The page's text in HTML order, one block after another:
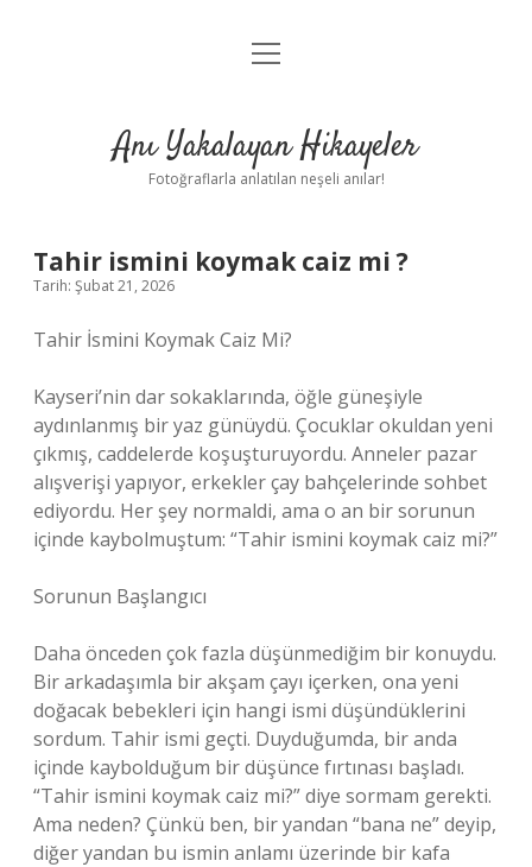
Anasayfa
Yasal Uyarı
menüyü
Anı Yakalayan Hikayeler
Fotoğraflarla anlatılan neşeli anılar!
Tahir ismini koymak caiz mi ?
Tarih: Şubat 21, 2026
Tahir İsmini Koymak Caiz Mi?
Kayseri’nin dar sokaklarında, öğle güneşiyle
aydınlanmış bir yaz günüydü. Çocuklar okuldan yeni
çıkmış, caddelerde koşuşturuyordu. Anneler pazar
alışverişi yapıyor, erkekler çay bahçelerinde sohbet
ediyordu. Her şey normaldi, ama o an bir sorunun
içinde kaybolmuştum: “Tahir ismini koymak caiz mi?”
Sorunun Başlangıcı
Daha önceden çok fazla düşünmediğim bir konuydu.
Bir arkadaşımla bir akşam çayı içerken, ona yeni
doğacak bebekleri için hangi ismi düşündüklerini
sordum. Tahir ismi geçti. Duyduğumda, bir anda
içinde kaybolduğum bir düşünce fırtınası başladı.
“Tahir ismini koymak caiz mi?” diye sormam gerekti.
Ama neden? Çünkü ben, bir yandan “bana ne” deyip,
diğer yandan bu ismin anlamı üzerinde bir kafa